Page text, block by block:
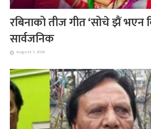
रबिनाको तीज गीत ‘सोचे झैं भएन
सार्वजनिक
August 1, 2026